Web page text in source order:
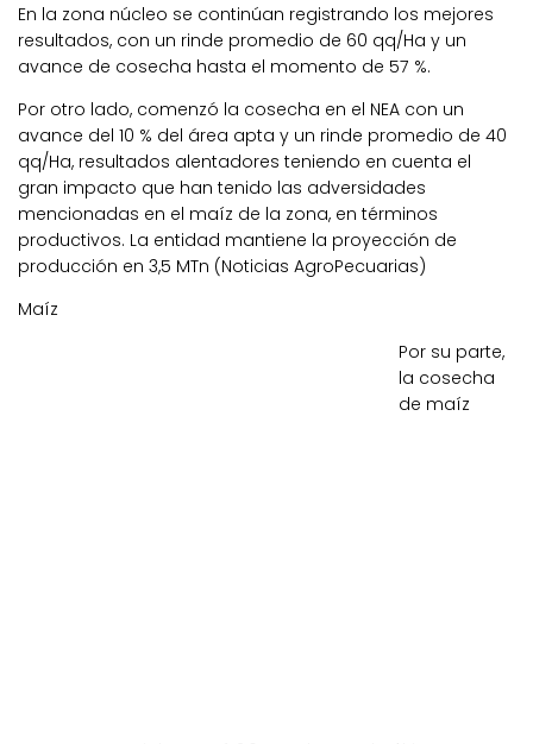
En la zona núcleo se continúan registrando los mejores
resultados, con un rinde promedio de 60 qq/Ha y un
avance de cosecha hasta el momento de 57 %.
Por otro lado, comenzó la cosecha en el NEA con un
avance del 10 % del área apta y un rinde promedio de 40
qq/Ha, resultados alentadores teniendo en cuenta el
gran impacto que han tenido las adversidades
mencionadas en el maíz de la zona, en términos
productivos. La entidad mantiene la proyección de
producción en 3,5 MTn (Noticias AgroPecuarias)
Maíz
Por su parte,
la cosecha
de maíz